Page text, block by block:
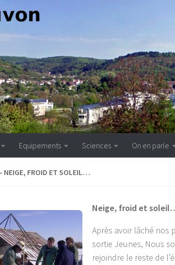
Equipements Sciences On en parle
NEIGE, FROID ET SOLEIL…
Neige, froid et
Après avoir lâché nos
sortie Jeunes, Nous
rejoindre le reste de